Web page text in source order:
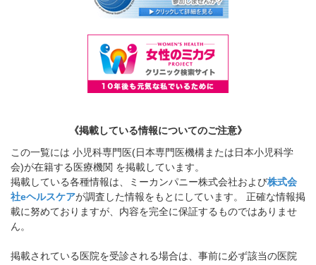
《掲載している情報についてのご注意》
この一覧には 小児科専門医(日本専門医機構または日本小児科学
会)が在籍する医療機関 を掲載しています。
掲載している各種情報は、ミーカンパニー株式会社および株式会
社eヘルスケアが調査した情報をもとにしています。 正確な情報掲
載に努めておりますが、内容を完全に保証するものではありませ
ん。
掲載されている医院を受診される場合は、事前に必ず該当の医院